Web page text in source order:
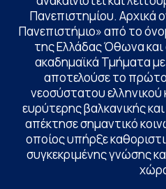
Πανεπιστημίου. Αρχικά
Πανεπιστήμιο» από το
της Ελλάδας Όθωνα
ακαδημαϊκά Τμήματα
αποτελούσε το
νεοσύστατου ελληνικού
ευρύτερης βαλκανικής
απέκτησε σημαντικό
οποίος υπήρξε
συγκεκριμένης γνώσης